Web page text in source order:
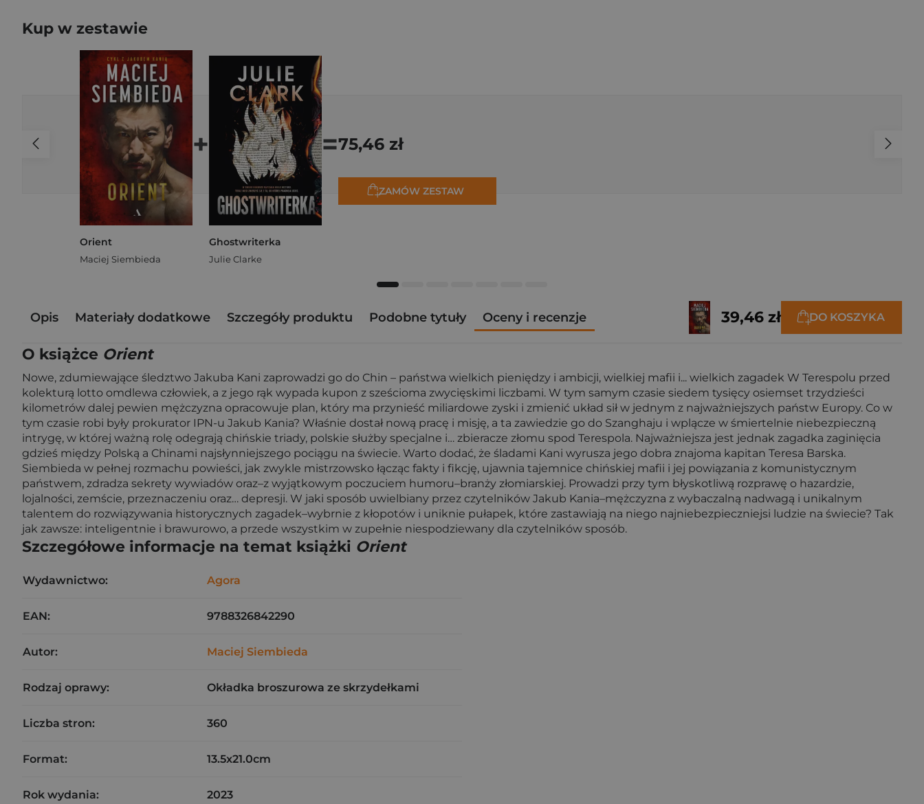
Kup w zestawie
Orient
Maciej Siembieda
+
Ghostwriterka
Julie Clarke
=75,46 zł
ZAMÓW ZESTAW
Opis Materiały dodatkowe Szczegóły produktu Podobne tytuły Oceny i recenzje 39,46 zł DO KOSZYKA
O książce Orient
Nowe, zdumiewające śledztwo Jakuba Kani zaprowadzi go do Chin – państwa wielkich pieniędzy i ambicji, wielkiej mafii i... wielkich zagadek W Terespolu przed
kolekturą lotto omdlewa człowiek, a z jego rąk wypada kupon z sześcioma zwycięskimi liczbami. W tym samym czasie siedem tysięcy osiemset trzydzieści
kilometrów dalej pewien mężczyzna opracowuje plan, który ma przynieść miliardowe zyski i zmienić układ sił w jednym z najważniejszych państw Europy. Co w
tym czasie robi były prokurator IPN-u Jakub Kania? Właśnie dostał nową pracę i misję, a ta zawiedzie go do Szanghaju i wplącze w śmiertelnie niebezpieczną
intrygę, w której ważną rolę odegrają chińskie triady, polskie służby specjalne i… zbieracze złomu spod Terespola. Najważniejsza jest jednak zagadka zaginięcia
gdzieś między Polską a Chinami najsłynniejszego pociągu na świecie. Warto dodać, że śladami Kani wyrusza jego dobra znajoma kapitan Teresa Barska.
Siembieda w pełnej rozmachu powieści, jak zwykle mistrzowsko łącząc fakty i fikcję, ujawnia tajemnice chińskiej mafii i jej powiązania z komunistycznym
państwem, zdradza sekrety wywiadów oraz–z wyjątkowym poczuciem humoru–branży złomiarskiej. Prowadzi przy tym błyskotliwą rozprawę o hazardzie,
lojalności, zemście, przeznaczeniu oraz… depresji. W jaki sposób uwielbiany przez czytelników Jakub Kania–mężczyzna z wybaczalną nadwagą i unikalnym
talentem do rozwiązywania historycznych zagadek–wybrnie z kłopotów i uniknie pułapek, które zastawiają na niego najniebezpieczniejsi ludzie na świecie? Tak
jak zawsze: inteligentnie i brawurowo, a przede wszystkim w zupełnie niespodziewany dla czytelników sposób.
Szczegółowe informacje na temat książki Orient
Wydawnictwo: Agora
EAN: 9788326842290
Autor: Maciej Siembieda
Rodzaj oprawy: Okładka broszurowa ze skrzydełkami
Liczba stron: 360
Format: 13.5x21.0cm
Rok wydania: 2023